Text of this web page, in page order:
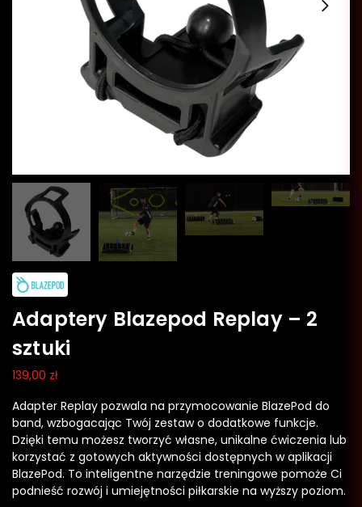
Adaptery Blazepod Replay – 2
sztuki
139,00 zł
Adapter Replay pozwala na przymocowanie BlazePod do
band, wzbogacając Twój zestaw o dodatkowe funkcje.
Dzięki temu możesz tworzyć własne, unikalne ćwiczenia lub
korzystać z gotowych aktywności dostępnych w aplikacji
BlazePod. To inteligentne narzędzie treningowe pomoże Ci
podnieść rozwój i umiejętności piłkarskie na wyższy poziom.